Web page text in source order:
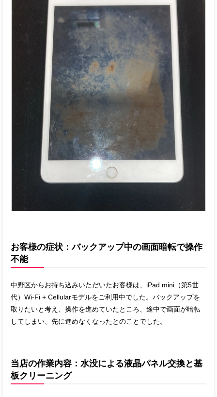
お客様の症状：バックアップ中の画面暗転で操作
不能
中野区からお持ち込みいただいたお客様は、iPad mini（第5世
代）Wi‑Fi + Cellularモデルをご利用中でした。バックアップを
取りたいと考え、操作を進めていたところ、途中で画面が暗転
してしまい、先に進めなくなったとのことでした。
当店の作業内容：水没による液晶パネル交換と基
板クリーニング